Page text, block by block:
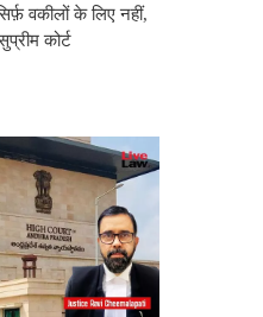
वकीलों के लिए नहीं,
कोर्ट